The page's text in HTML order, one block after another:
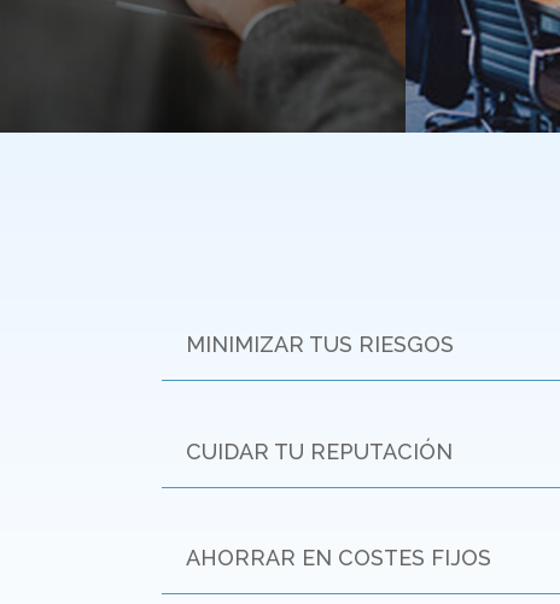
MINIMIZAR TUS RIESGOS
CUIDAR TU REPUTACIÓN
AHORRAR EN COSTES FIJOS